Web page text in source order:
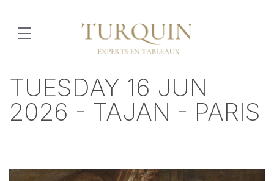
TUESDAY 16 JUN
2026 - TAJAN - PARIS